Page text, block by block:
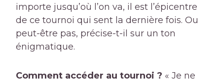
importe jusqu’où l’on va, il est l’épicentre
de ce tournoi qui sent la dernière fois. Ou
peut-être pas, précise-t-il sur un ton
énigmatique.
Comment accéder au tournoi ? « Je ne